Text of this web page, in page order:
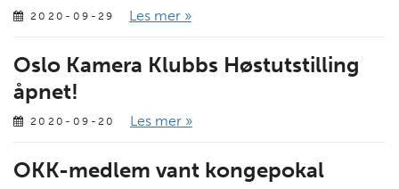
2020-09-29 Les mer »
2020-09-20
Oslo Kamera Klubbs Høstutstilling
åpnet!
Les mer »
OKK-medlem vant kongepokal